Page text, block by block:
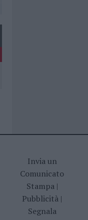
Invia un
Comunicato
Stampa|
Pubblicità |
Segnala